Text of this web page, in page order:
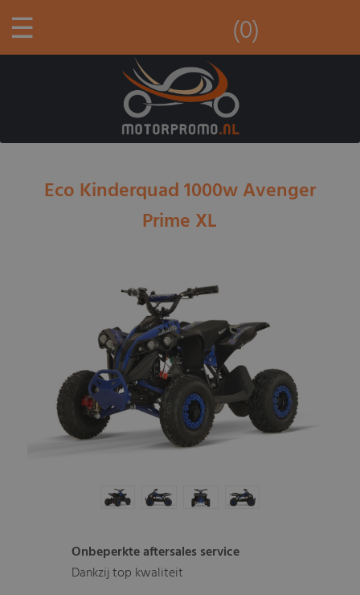
☰ (0)
Eco Kinderquad 1000w Avenger
Prime XL
Onbeperkte aftersales service
Dankzij top kwaliteit